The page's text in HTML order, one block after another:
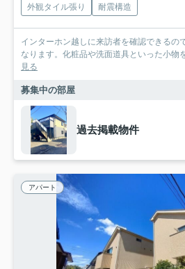
外観タイル張り
耐震構造
インターホン越しに来訪者を確認できるの
なります。化粧品や洗面道具といった小物
見る
募集中の部屋
過去掲載物件
アパート